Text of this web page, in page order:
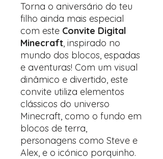
Torna o aniversário do teu
filho ainda mais especial
com este Convite Digital
Minecraft, inspirado no
mundo dos blocos, espadas
e aventuras! Com um visual
dinâmico e divertido, este
convite utiliza elementos
clássicos do universo
Minecraft, como o fundo em
blocos de terra,
personagens como Steve e
Alex, e o icónico porquinho.